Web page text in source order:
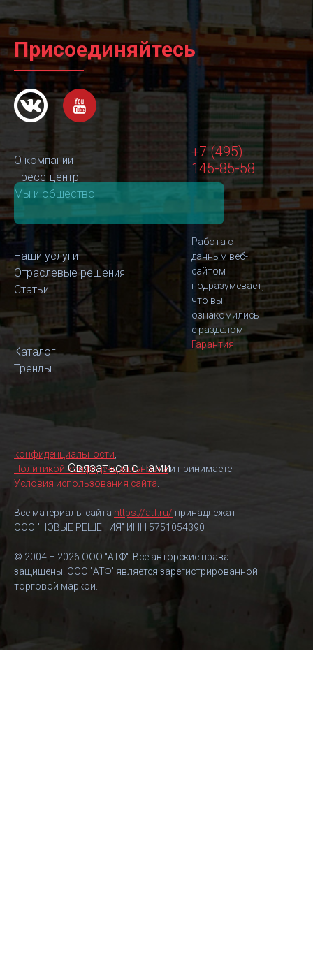
Присоединяйтесь
О компании
Пресс-центр
Мы и общество
Наши услуги
Отраслевые решения
Статьи
Каталог
Тренды
+7 (495)
145-85-58
Связаться с нами
Работа с
данным веб-
сайтом
подразумевает,
что вы
ознакомились
с разделом
Гарантия
конфиденциальности,
Политикой конфиденциальностии принимаете
Условия использования сайта.
Все материалы сайта https://atf.ru/ принадлежат
ООО "НОВЫЕ РЕШЕНИЯ" ИНН 5751054390
© 2004 – 2026 ООО "АТФ". Все авторские права
защищены. ООО "АТФ" является зарегистрированной
торговой маркой.